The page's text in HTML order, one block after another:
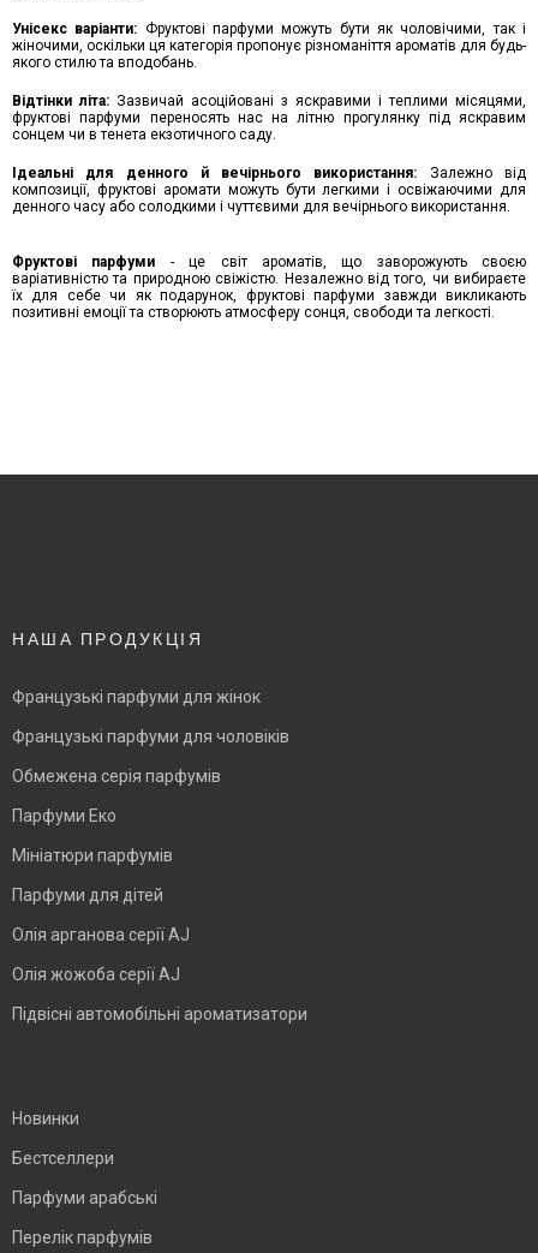
Унісекс варіанти: Фруктові парфуми можуть бути як чоловічими, так і
жіночими, оскільки ця категорія пропонує різноманіття ароматів для будь-
якого стилю та вподобань.
Відтінки літа: Зазвичай асоційовані з яскравими і теплими місяцями,
фруктові парфуми переносять нас на літню прогулянку під яскравим
сонцем чи в тенета екзотичного саду.
Ідеальні для денного й вечірнього використання: Залежно від
композиції, фруктові аромати можуть бути легкими і освіжаючими для
денного часу або солодкими і чуттєвими для вечірнього використання.
Фруктові парфуми - це світ ароматів, що заворожують своєю
варіативністю та природною свіжістю. Незалежно від того, чи вибираєте
їх для себе чи як подарунок, фруктові парфуми завжди викликають
позитивні емоції та створюють атмосферу сонця, свободи та легкості.
НАША ПРОДУКЦІЯ
Французькі парфуми для жінок
Французькі парфуми для чоловіків
Обмежена серія парфумів
Парфуми Еко
Мініатюри парфумів
Парфуми для дітей
Олія арганова серії AJ
Олія жожоба серії AJ
Підвісні автомобільні ароматизатори
Новинки
Бестселлери
Парфуми арабські
Перелік парфумів